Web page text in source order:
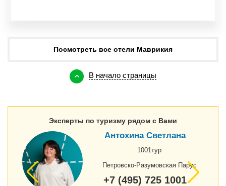
Посмотреть все отели Маврикия
В начало страницы
Эксперты по туризму рядом с Вами
Антохина Светлана
1001тур
Петровско-Разумовская Парус
+7 (495) 725 1001